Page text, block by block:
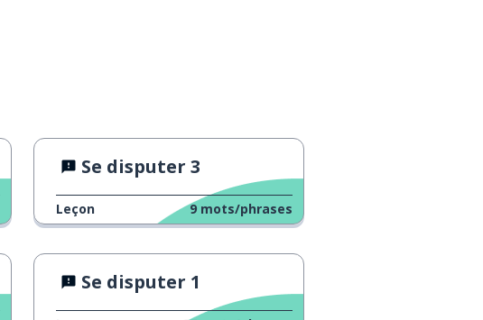
Se disputer 3
Leçon 9 mots/phrases
Se disputer 1